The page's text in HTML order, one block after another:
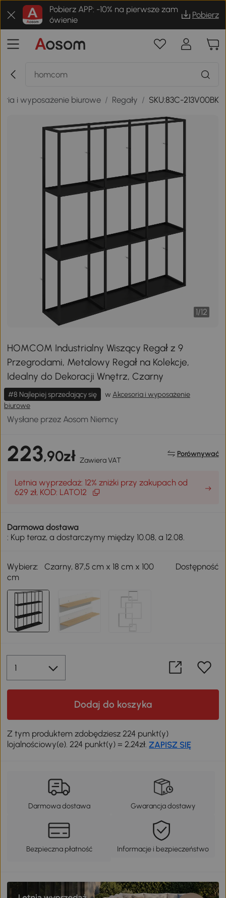
Pobierz APP: -10% na pierwsze zam
ówienie
Pobierz
i wyposażenie biurowe / Regały / SKU:83C-213V00BK
1/12
HOMCOM Industrialny Wiszący Regał z 9
Przegrodami, Metalowy Regał na Kolekcje,
Idealny do Dekoracji Wnętrz, Czarny
#8 Najlepiej sprzedający się w Akcesoria i wyposażenie
biurowe
Wysłane przez Aosom Niemcy
223,90zł Zawiera VAT
Porównywać
Letnia wyprzedaż: 12% zniżki przy zakupach od
629 zł, KOD: LATO12
Darmowa dostawa
: Kup teraz, a dostarczymy między 10.08, a 12.08.
Wybierz:
Czarny, 87,5 cm x 18 cm x 100
cm
Dostępność
Dodaj do koszyka
Z tym produktem zdobędziesz 224 punkt(y)
lojalnościowy(e). 224 punkt(y) = 2,24zł.ZAPISZ SIĘ
Darmowa dostawa Gwarancja dostawy
Bezpieczna płatność Informacje i bezpieczeństwo